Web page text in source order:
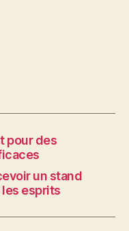
pour des
un stand
esprits